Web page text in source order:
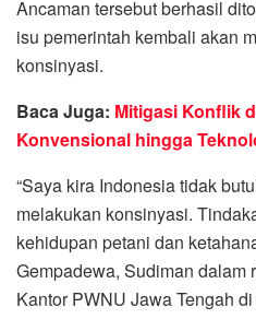
Ancaman tersebut berhasil
isu pemerintah kembali akan
konsinyasi.
Baca Juga: Mitigasi Konflik
Konvensional hingga
“Saya kira Indonesia tidak
melakukan konsinyasi.
kehidupan petani dan
Gempadewa, Sudiman dalam
Kantor PWNU Jawa Tengah